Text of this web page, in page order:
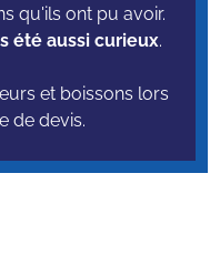
qu'ils ont pu avoir.
été aussi curieux.
et boissons lors
de devis.